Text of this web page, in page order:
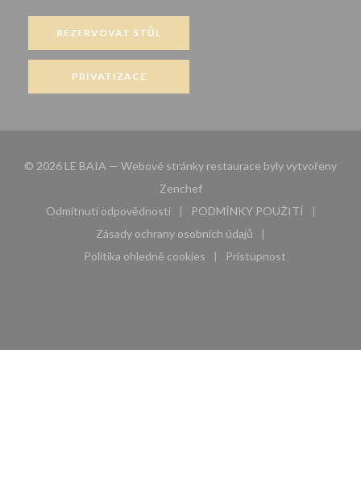
REZERVOVAT STŮL
PRIVATIZACE
© 2026 LE BAIA — Webové stránky restaurace byly vytvořeny
Zenchef((otevře se v novém okně))
Odmítnutí odpovědnosti
((otevře se v novém okně))
PODMÍNKY POUŽITÍ
((otevře se v novém
Zásady ochrany osobních údajů
((otevře se v novém okně))
Politika ohledně cookies
((otevře se v novém okně))
Pristupnost
((otevře se v novém